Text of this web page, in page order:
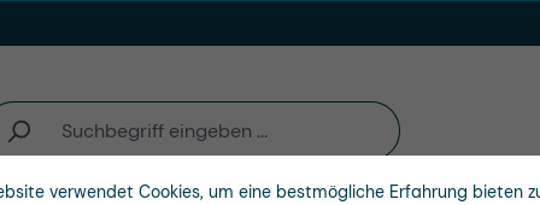
verwendet Cookies, um eine bestmögliche Erfahrung bieten